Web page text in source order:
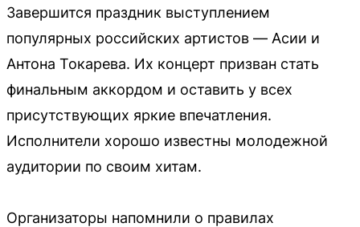
Завершится праздник выступлением
популярных российских артистов — Асии и
Антона Токарева. Их концерт призван стать
финальным аккордом и оставить у всех
присутствующих яркие впечатления.
Исполнители хорошо известны молодежной
аудитории по своим хитам.
Организаторы напомнили о правилах